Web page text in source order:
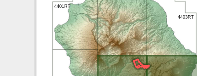
4401RT
4403RT